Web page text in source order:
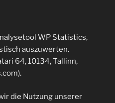
WP Statistics,
auszuwerten.
64, 10134, Tallinn,
die Nutzung unserer